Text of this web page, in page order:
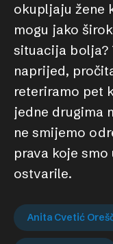
okupljaju žene
mogu jako
situacija bolja?
naprijed,
reteriramo pet
jedne drugima
ne smijemo
prava koje
ostvarile.
Anita Cvetić